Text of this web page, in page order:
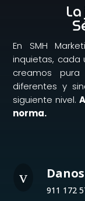
En SMH
inquietas, cada
creamos
diferentes y
siguiente nivel.
norma.
v
911 172